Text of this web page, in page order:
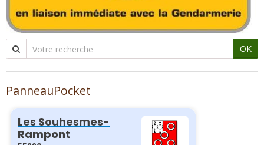
OK
PanneauPocket